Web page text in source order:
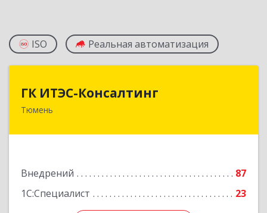
ISO Реальная автоматизация
ГК ИТЭС-Консалтинг
Тюмень
Внедрений
87
1С:Специалист
23